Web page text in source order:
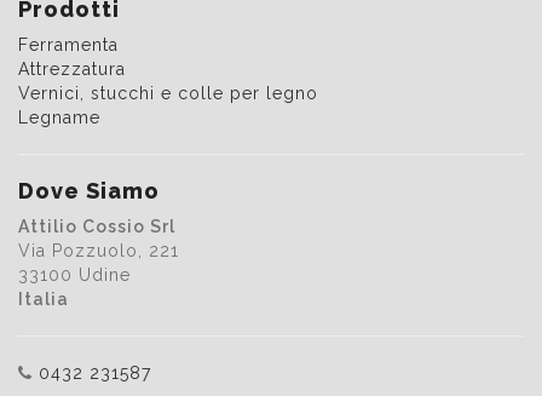
Prodotti
Ferramenta
Attrezzatura
Vernici, stucchi e colle per legno
Legname
Dove Siamo
Attilio Cossio Srl
Via Pozzuolo, 221
33100 Udine
Italia
0432 231587